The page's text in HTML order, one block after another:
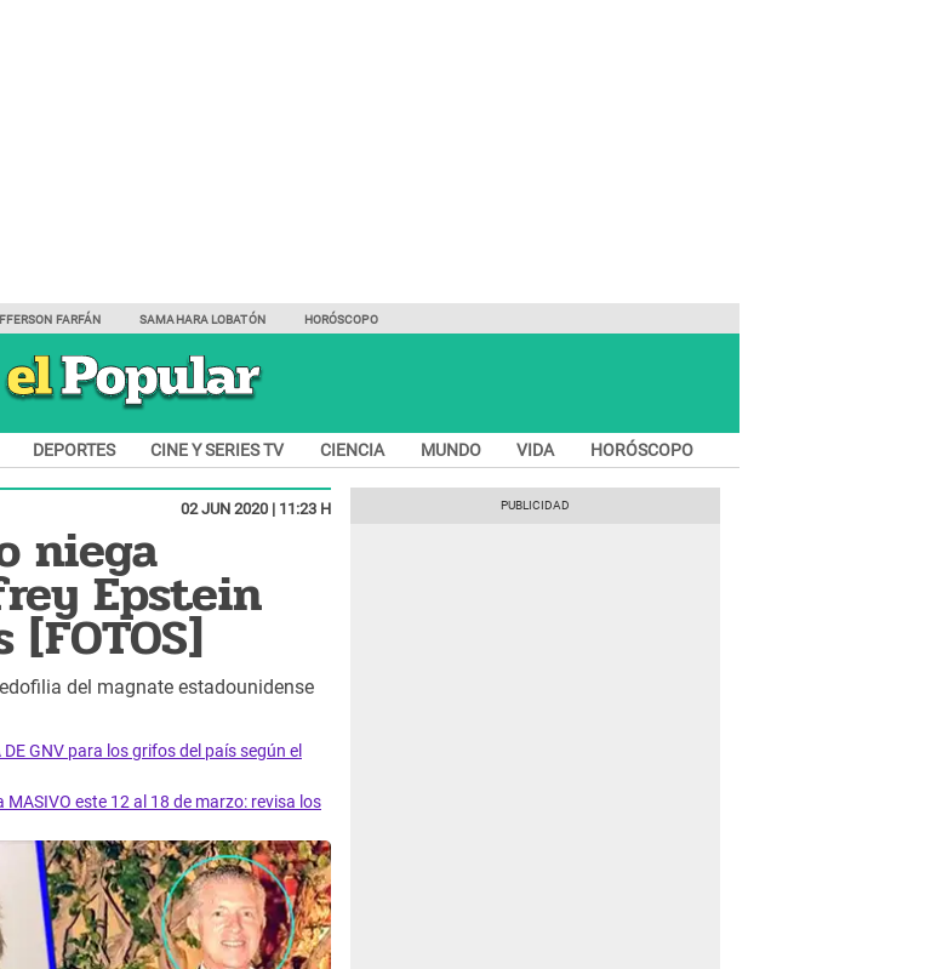
FARFÁN SAMAHARA LOBATÓN HORÓSCOPO
DEPORTES CINE Y SERIES TV CIENCIA MUNDO VIDA HORÓSCOPO
02 JUN 2020 | 11:23 H
niega
Epstein
del magnate estadounidense
DE GNV para los grifos del país según el
MASIVO este 12 al 18 de marzo: revisa los